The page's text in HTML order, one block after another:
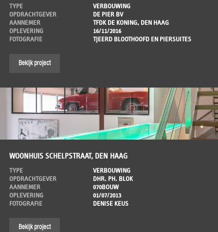
TYPE
VERBOUWING
OPDRACHTGEVER
DE PIER BV
AANNEMER
TFDK DE KONING, DEN HAAG
OPLEVERING
16/11/2016
FOTOGRAFIE
TJEERD BLOOTHOOFD EN PIERSUITES
Bekijk project
WOONHUIS SCHELPSTRAAT, DEN HAAG
TYPE
VERBOUWING
OPDRACHTGEVER
DHR. PH. BLOK
AANNEMER
070BOUW
OPLEVERING
01/07/2013
FOTOGRAFIE
DENISE KEUS
Bekijk project